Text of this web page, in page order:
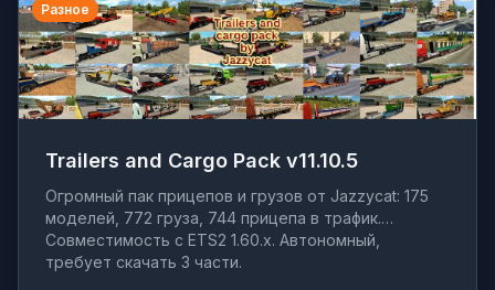
Разное
Trailers and Cargo Pack v11.10.5
Огромный пак прицепов и грузов от Jazzycat: 175
моделей, 772 груза, 744 прицепа в трафик.
Совместимость с ETS2 1.60.x. Автономный,
требует скачать 3 части.